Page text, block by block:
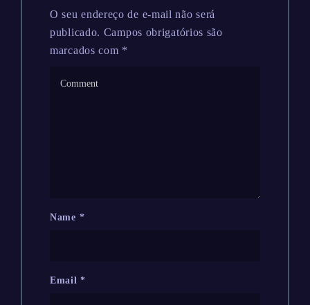
O seu endereço de e-mail não será
publicado. Campos obrigatórios são
marcados com *
Name *
Email*